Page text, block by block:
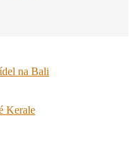
na Bali
Kerale